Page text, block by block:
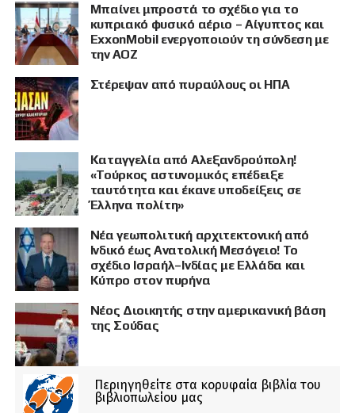
Μπαίνει μπροστά το σχέδιο για το
κυπριακό φυσικό αέριο – Αίγυπτος και
ExxonMobil ενεργοποιούν τη σύνδεση με
την ΑΟΖ
Στέρεψαν από πυραύλους οι ΗΠΑ
Καταγγελία από Αλεξανδρούπολη!
«Τούρκος αστυνομικός επέδειξε
ταυτότητα και έκανε υποδείξεις σε
Έλληνα πολίτη»
Νέα γεωπολιτική αρχιτεκτονική από
Ινδικό έως Ανατολική Μεσόγειο! Το
σχέδιο Ισραήλ–Ινδίας με Ελλάδα και
Κύπρο στον πυρήνα
Νέος Διοικητής στην αμερικανική βάση
της Σούδας
Περιηγηθείτε στα κορυφαία βιβλία του
βιβλιοπωλείου μας